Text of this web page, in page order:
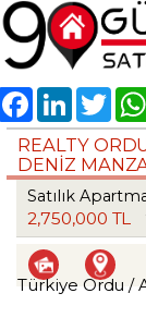
FacebookLinkedInTwitter
REALTY
DENİZ
Satılık
2,750,000 TL
Türkiye Ordu /